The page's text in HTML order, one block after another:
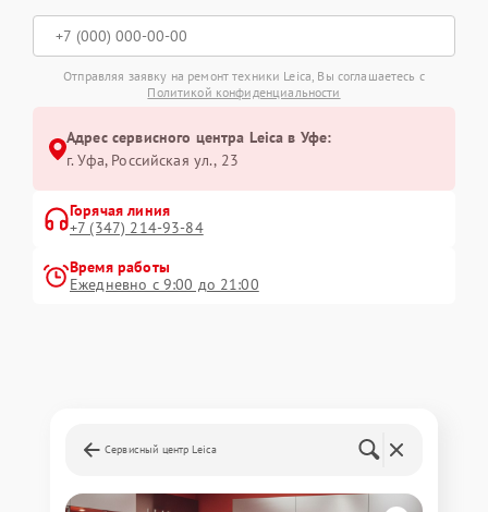
Отправляя заявку на ремонт техники Leica, Вы соглашаетесь с
Политикой конфиденциальности
Адрес сервисного центра Leica в Уфе:
г. Уфа, Российская ул., 23
Горячая линия
+7 (347) 214-93-84
Время работы
Ежедневно с 9:00 до 21:00
Сервисный центр Leica